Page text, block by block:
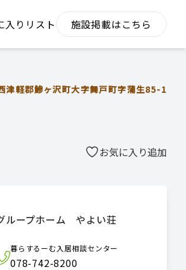
入りリスト 施設掲載はこちら
津軽郡鯵ヶ沢町大字舞戸町字蒲生85-1
お気に入り追加
ループホーム やよい荘
暮らするーむ入居相談センター
078-742-8200